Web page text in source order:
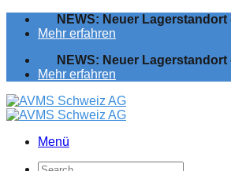
Zum
Inhalt
NEWS: Neuer Lagerstandort
Mehr erfahren
NEWS: Neuer Lagerstandort
Mehr erfahren
Menü